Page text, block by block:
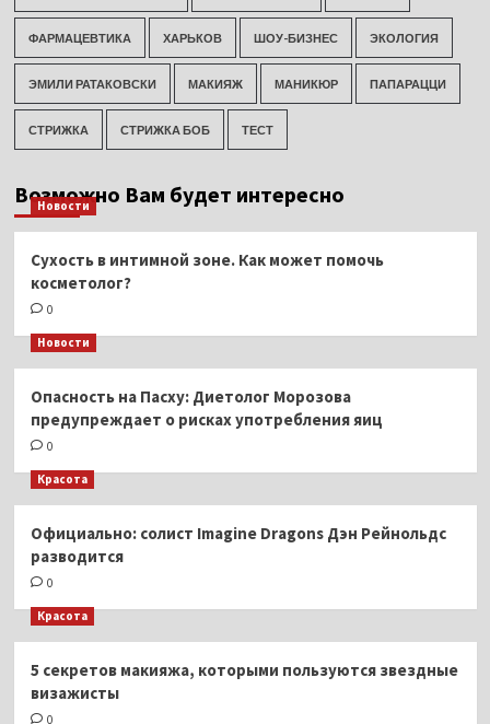
ФАРМАЦЕВТИКА ХАРЬКОВ ШОУ-БИЗНЕС ЭКОЛОГИЯ
ЭМИЛИ РАТАКОВСКИ МАКИЯЖ МАНИКЮР ПАПАРАЦЦИ
СТРИЖКА СТРИЖКА БОБ ТЕСТ
Возможно Вам будет интересно
Новости
Сухость в интимной зоне. Как может помочь
косметолог?
0
Новости
Опасность на Пасху: Диетолог Морозова
предупреждает о рисках употребления яиц
0
Красота
Официально: солист Imagine Dragons Дэн Рейнольдс
разводится
0
Красота
5 секретов макияжа, которыми пользуются звездные
визажисты
0